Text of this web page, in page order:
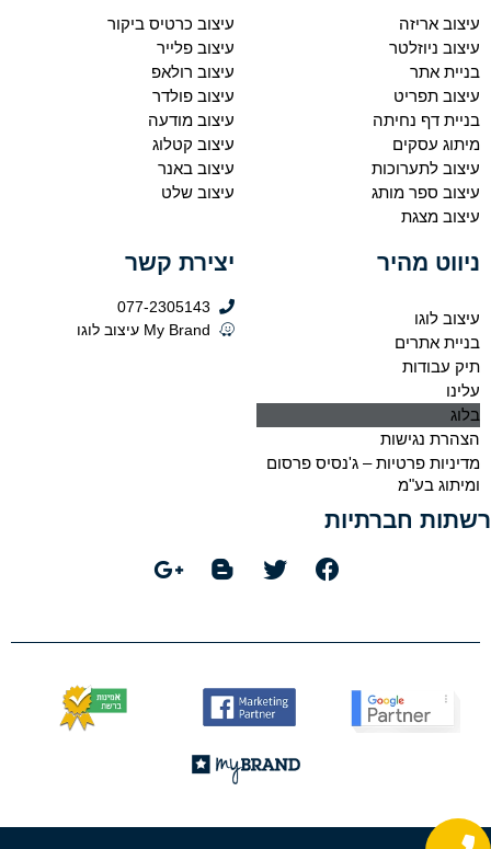
עיצוב אריזה
עיצוב ניוזלטר
בניית אתר
עיצוב תפריט
בניית דף נחיתה
מיתוג עסקים
עיצוב לתערוכות
עיצוב ספר מותג
עיצוב מצגת
עיצוב כרטיס ביקור
עיצוב פלייר
עיצוב רולאפ
עיצוב פולדר
עיצוב מודעה
עיצוב קטלוג
עיצוב באנר
עיצוב שלט
ניווט מהיר
עיצוב לוגו
בניית אתרים
תיק עבודות
עלינו
בלוג
הצהרת נגישות
מדיניות פרטיות – ג'נסיס פרסום
ומיתוג בע"מ
יצירת קשר
077-2305143
My Brand עיצוב לוגו
רשתות חברתיות